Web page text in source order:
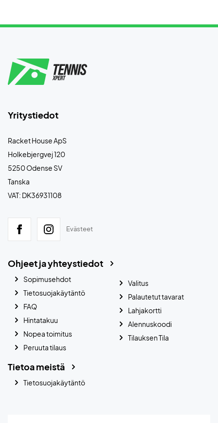
Yritystiedot
Racket House ApS
Holkebjergvej 120
5250 Odense SV
Tanska
VAT: DK36931108
Evästeet
Ohjeet ja yhteystiedot
Sopimusehdot
Tietosuojakäytäntö
FAQ
Hintatakuu
Nopea toimitus
Peruuta tilaus
Valitus
Palautetut tavarat
Lahjakortti
Alennuskoodi
Tilauksen Tila
Tietoa meistä
Tietosuojakäytäntö